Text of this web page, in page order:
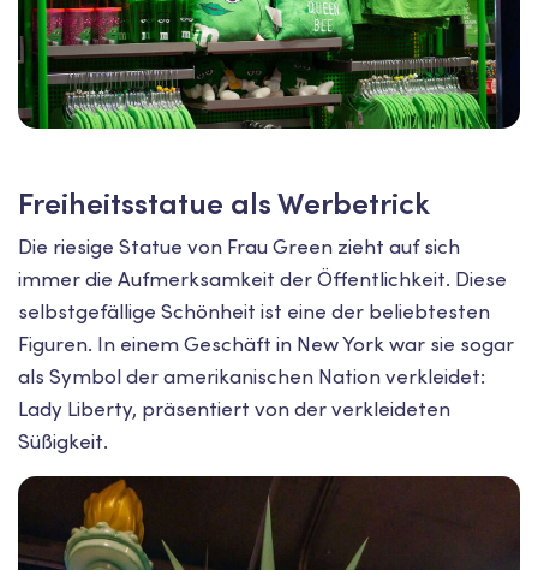
Freiheitsstatue als Werbetrick
Die riesige Statue von Frau Green zieht auf sich
immer die Aufmerksamkeit der Öffentlichkeit. Diese
selbstgefällige Schönheit ist eine der beliebtesten
Figuren. In einem Geschäft in New York war sie sogar
als Symbol der amerikanischen Nation verkleidet:
Lady Liberty, präsentiert von der verkleideten
Süßigkeit.